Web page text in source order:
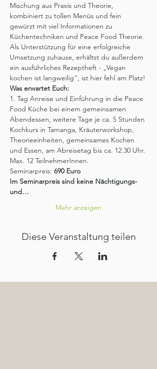
Mischung aus Praxis und Theorie,
kombiniert zu tollen Menüs und fein
gewürzt mit viel Informationen zu
Küchentechniken und Peace Food Theorie.
Als Unterstützung für eine erfolgreiche
Umsetzung zuhause, erhältst du außerdem
ein ausführliches Rezeptheft - „Vegan
kochen ist langweilig“, ist hier fehl am Platz!
Was erwartet Euch:
1. Tag Anreise und Einführung in die Peace
Food Küche bei einem gemeinsamen
Abendessen, weitere Tage je ca. 5 Stunden
Kochkurs in Tamanga, Kräuterworkshop,
Theorieeinheiten, gemeinsames Kochen
und Essen, am Abreisetag bis ca. 12.30 Uhr.
Max. 12 TeilnehmerInnen.
Seminarpreis: 690 Euro
Im Seminarpreis sind keine Nächtigungs-
und…
Mehr anzeigen
Diese Veranstaltung teilen